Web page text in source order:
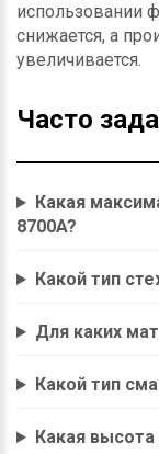
использовании
снижается, а
увеличивается.
Часто
Какая
8700A?
Какой тип
Для каких
Какой тип
Какая высота